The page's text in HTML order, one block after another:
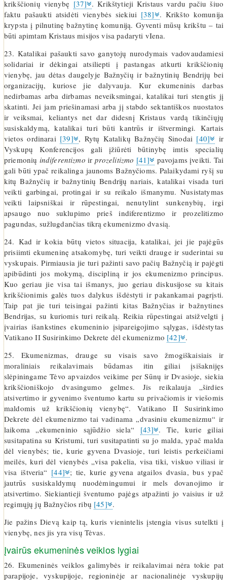
krikščionių vienybę [37] . Krikštytieji Kristaus vardu pačiu šiuo
faktu pašaukti atsidėti vienybės siekiui [38]
. Krikšto komunija
krypsta į pilnutinę bažnytinę komuniją. Gyventi mūsų krikštu – tai
būti apimtam Kristaus misijos visa padaryti vIena.
23. Katalikai pašaukti savo ganytojų nurodymais vadovaudamiesi
solidariai ir dėkingai atsiliepti į pastangas atkurti krikščionių
vienybę, jau dėtas daugelyje Bažnyčių ir bažnytinių Bendrijų bei
organizacijų, kuriose jie dalyvauja. Kur ekumeninis darbas
nedirbamas arba dirbamas neveiksmingai, katalikai turi stengtis jį
skatinti. Jei jam priešinamasi arba jį stabdo sektantiškos nuostatos
ir veiksmai, keliantys net dar didesnį Kristaus vardą tikinčiųjų
susiskaldymą, katalikai turi būti kantrūs ir ištvermingi. Kartais
vietos ordinarai [39] , Rytų Katalikų Bažnyčių Sinodai [40]
ir
Vyskupų Konferencijos gali įžiūrėti būtinybę imtis specialių
priemonių indiferentizmo ir prozelitizmo [41]
pavojams įveikti. Tai
gali būti ypač reikalinga jaunoms Bažnyčioms. Palaikydami ryšį su
kitų Bažnyčių ir bažnytinių Bendrijų nariais, katalikai visada turi
veikti garbingai, protingai ir su reikalo išmanymu. Nusistatymas
veikti laipsniškai ir rūpestingai, nenutylint sunkenybių, irgi
apsaugo nuo suklupimo prieš indiferentizmo ir prozelitizmo
pagundas, sužlugdančias tikrą ekumenizmo dvasią.
24. Kad ir kokia būtų vietos situacija, katalikai, jei jie pajėgūs
prisiimti ekumeninę atsakomybę, turi veikti drauge ir suderintai su
vyskupais. Pirmiausia jie turi pažinti savo pačių Bažnyčią ir pajėgti
apibūdinti jos mokymą, discipliną ir jos ekumenizmo principus.
Kuo geriau jie visa tai išmanys, juo geriau diskusijose su kitais
krikščionimis galės tuos dalykus išdėstyti ir pakankamai pagrįsti.
Taip pat jie turi teisingai pažinti kitas Bažnyčias ir bažnytines
Bendrijas, su kuriomis turi reikalą. Reikia rūpestingai atsižvelgti į
įvairias išankstines ekumeninio įsipareigojimo sąlygas, išdėstytas
Vatikano II Susirinkimo Dekrete dėl ekumenizmo [42] .
25. Ekumenizmas, drauge su visais savo žmogiškaisiais ir
moraliniais reikalavimais būdamas itin giliai įsišaknijęs
slėpiningame Tėvo apvaizdos veikime per Sūnų ir Dvasioje, siekia
krikščioniškojo dvasingumo gelmes. Jis reikalauja „širdies
atsivertimo ir gyvenimo šventumo kartu su privačiomis ir viešomis
maldomis už krikščionių vienybę“. Vatikano II Susirinkimo
Dekrete dėl ekumenizmo tai vadinama „dvasiniu ekumenizmu“ ir
laikoma „ekumeninio sąjūdžio siela“ [43] . Tie, kurie giliai
susitapatina su Kristumi, turi susitapatinti su jo malda, ypač malda
dėl vienybės; tie, kurie gyvena Dvasioje, turi leistis perkeičiami
meilės, kuri dėl vienybės „visa pakelia, visa tiki, viskuo viliasi ir
visa ištveria“ [44] ; tie, kurie gyvena atgailos dvasia, bus ypač
jautrūs susiskaldymų nuodėmingumui ir mels dovanojimo ir
atsivertimo. Siekiantieji šventumo pajėgs atpažinti jo vaisius ir už
regimųjų jų Bažnyčios ribų [45] .
Jie pažins Dievą kaip tą, kuris vienintelis įstengia visus sutelkti į
vienybę, nes jis yra visų Tėvas.
Įvairūs ekumeninės veiklos lygiai
26. Ekumeninės veiklos galimybės ir reikalavimai nėra tokie pat
parapijoje, vyskupijoje, regioninėje ar nacionalinėje vyskupijų